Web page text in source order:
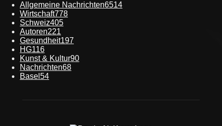
Allgemeine Nachrichten6514
Wirtschaft778
Schweiz405
Autoren221
Gesundheit197
HG116
Kunst & Kultur90
Nachrichten68
Basel 54